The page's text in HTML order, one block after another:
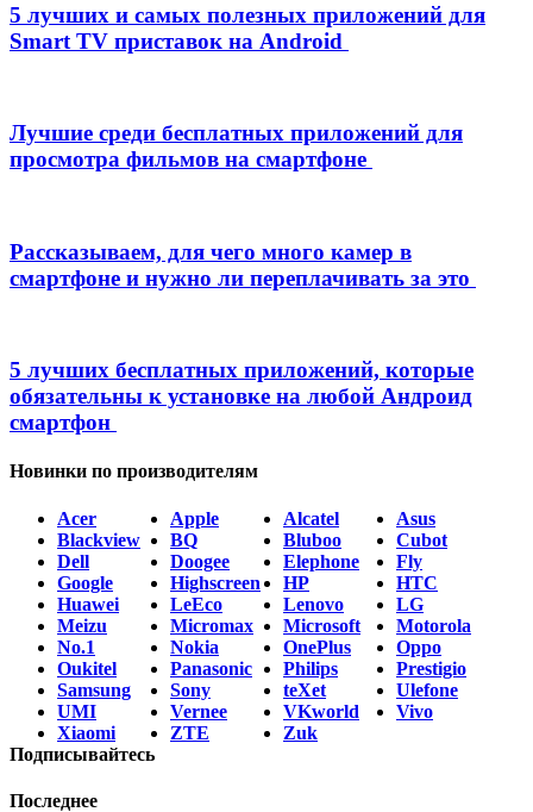
5 лучших и самых полезных приложений для
Smart TV приставок на Android
Лучшие среди бесплатных приложений для
просмотра фильмов на смартфоне
Рассказываем, для чего много камер в
смартфоне и нужно ли переплачивать за это
5 лучших бесплатных приложений, которые
обязательны к установке на любой Андроид
смартфон
Новинки по производителям
Acer Apple Alcatel
Asus
Blackview
BQ Bluboo
Cubot
Dell
Doogee Elephone
Fly
Google
Highscreen HP
HTC
Huawei
LeEco Lenovo
LG
Meizu
Micromax Microsoft
Motorola
No.1
Nokia OnePlus
Oppo
Oukitel
Panasonic Philips
Prestigio
Samsung
Sony teXet
Ulefone
UMI
Vernee VKworld
Vivo
Xiaomi
ZTE
Zuk
Подписывайтесь
Последнее